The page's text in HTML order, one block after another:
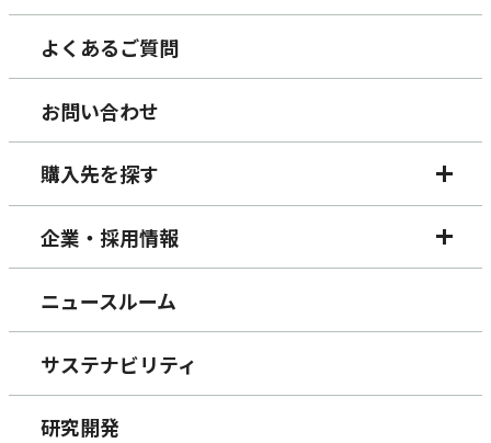
よくあるご質問
お問い合わせ
購入先を探す
企業・採用情報
ニュースルーム
サステナビリティ
研究開発